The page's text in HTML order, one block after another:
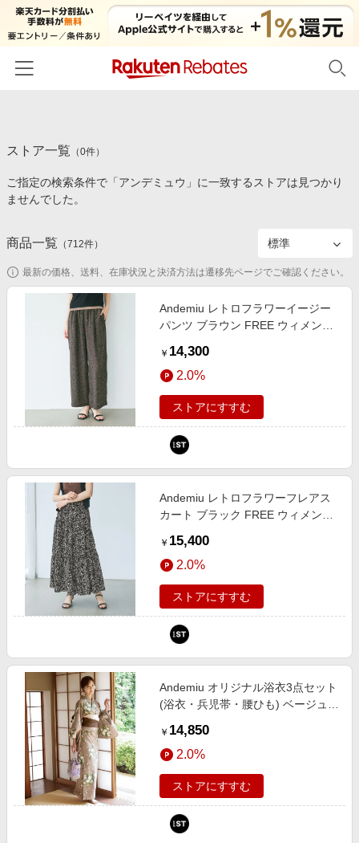
カテゴリー一覧
百貨店・総合ECモール
食品・スイーツ・お酒
コスメ・健康・医薬品
キッズ・ベビー用品
家電・PC・スマホ・カメラ
スポーツ・アウトドア・ゴルフ
インテリア・寝具
旅行・レジャー・ホテル予約
生活・お役立ち
金融・マネー・保険
デジタルコンテンツ
ビジネス・その他サービス
イベント一覧
初回購入者限定特典
対象ストア新規限定特典
新着ストアのご紹介
電子書籍特集
楽天ペイ導入ストア
楽天サービス特集
わくわく夏特集
Apple公式サイト×楽天カード分割払い
Qoo10メガポ
Samsung ボーナスキャンペーン
週末の高還元 夏の長期版
楽天IDでログイン/会員登録
ストア一覧 （0件）
ご指定の検索条件で「アンデミュウ」に一致するストアは見つかり
ませんでした。
商品一覧 （712件）
最新の価格、送料、在庫状況と決済方法は遷移先ページでご確認ください。
Andemiu レトロフラワーイージー
パンツ ブラウン FREE ウィメンズ
and ST アンドエスティ（旧ドット
エスティ）
￥ 14,300
2.0%
ストアにすすむ
Andemiu レトロフラワーフレアス
カート ブラック FREE ウィメンズ
and ST アンドエスティ（旧ドット
エスティ）
￥ 15,400
2.0%
ストアにすすむ
Andemiu オリジナル浴衣3点セット
(浴衣・兵児帯・腰ひも) ベージュ
ュウ 497856 and ST アンドエステ
ィ（旧ドットエスティ）
￥ 14,850
2.0%
ストアにすすむ